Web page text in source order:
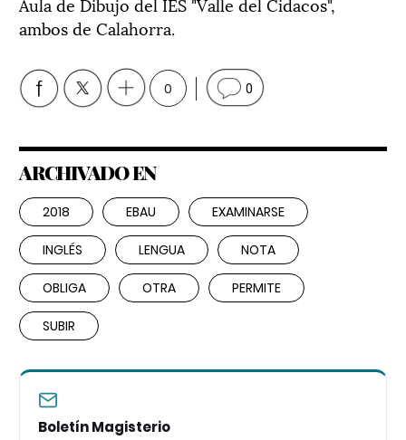
ambos de Calahorra.
0 0
ARCHIVADO EN
2018 EBAU EXAMINARSE
INGLÉS LENGUA NOTA
OBLIGA OTRA PERMITE
SUBIR
Boletín Magisterio